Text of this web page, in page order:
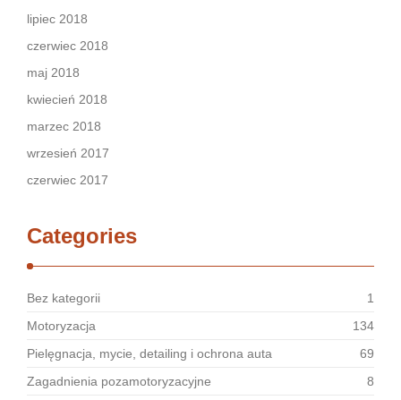
lipiec 2018
czerwiec 2018
maj 2018
kwiecień 2018
marzec 2018
wrzesień 2017
czerwiec 2017
Categories
Bez kategorii
1
Motoryzacja
134
Pielęgnacja, mycie, detailing i ochrona auta
69
Zagadnienia pozamotoryzacyjne
8